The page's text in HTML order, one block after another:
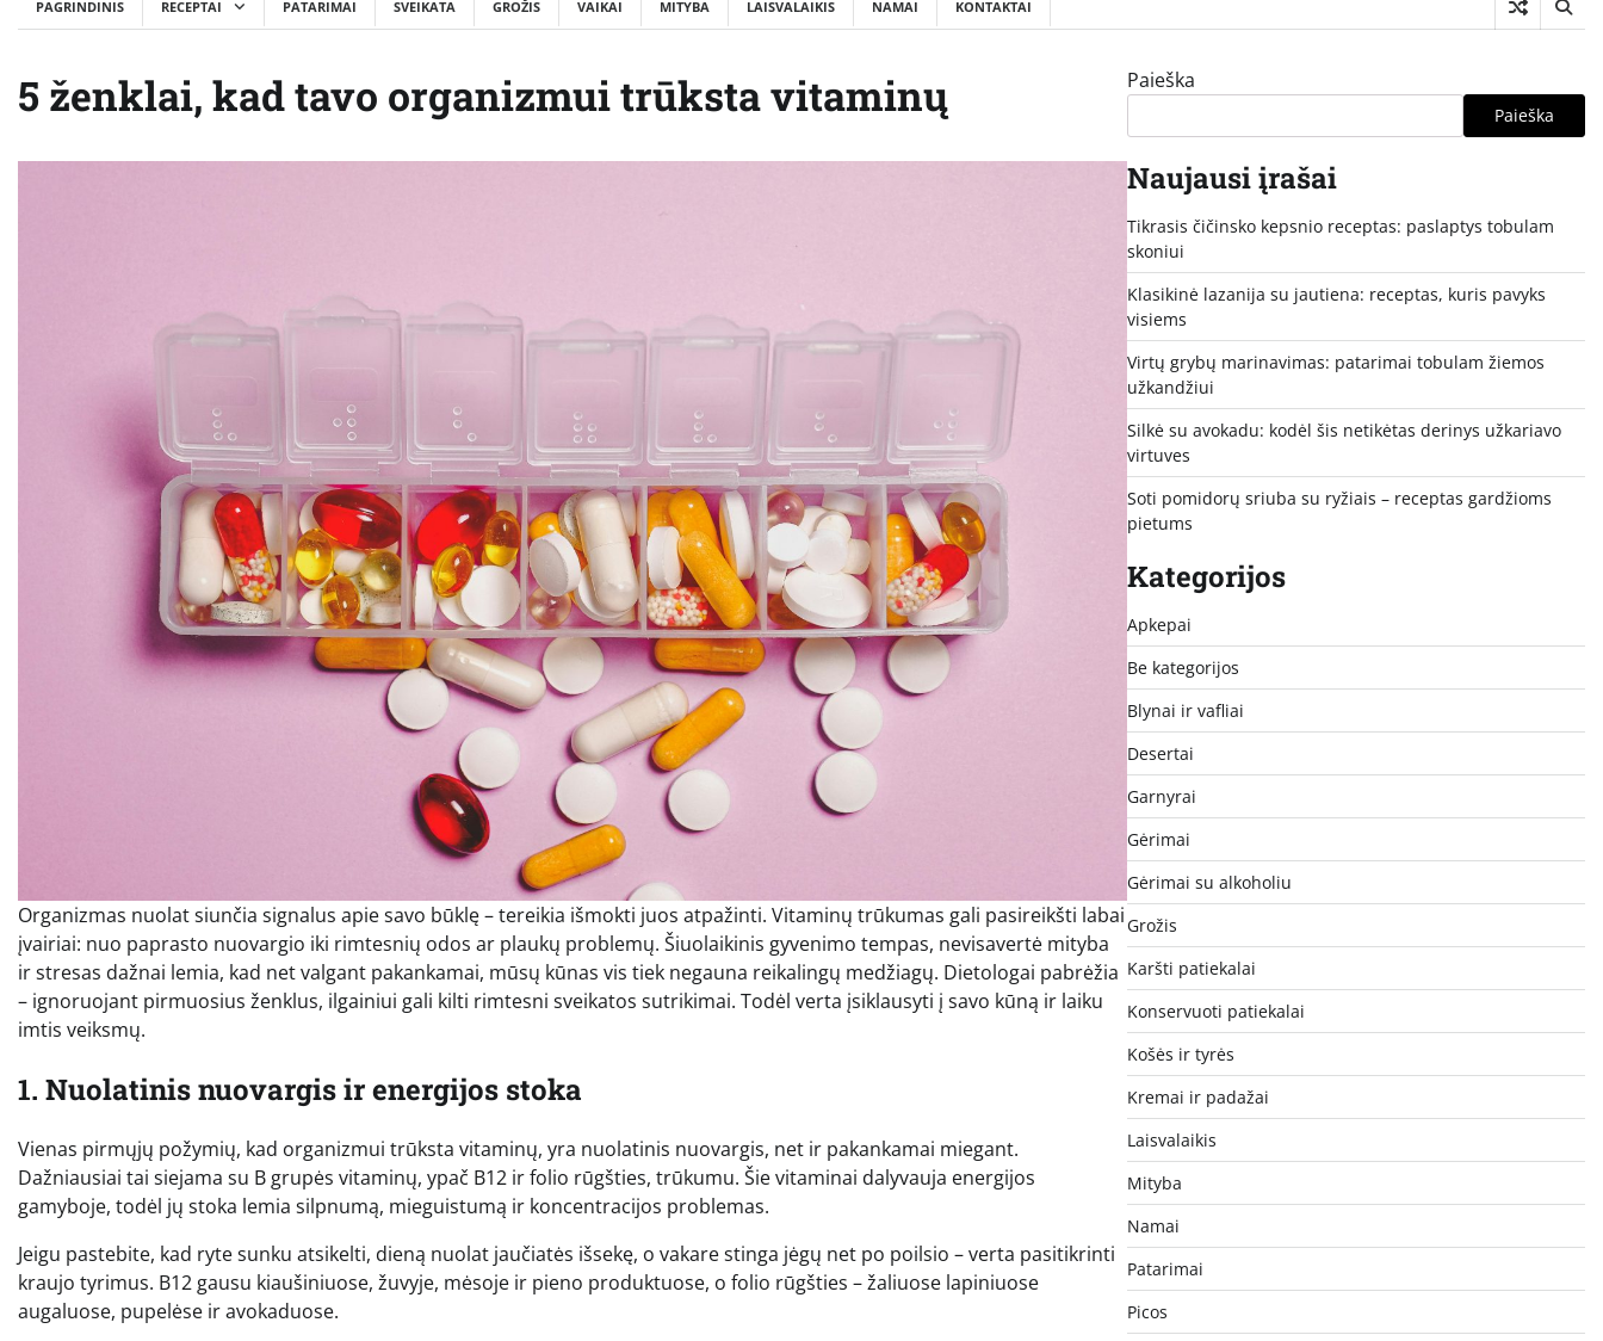
PAGRINDINIS RECEPTAI PATARIMAI SVEIKATA GROŽIS VAIKAI MITYBA LAISVALAIKIS NAMAI KONTAKTAI
5 ženklai, kad tavo organizmui trūksta vitaminų
Organizmas nuolat siunčia signalus apie savo būklę – tereikia išmokti juos atpažinti. Vitaminų trūkumas gali pasireikšti labai
įvairiai: nuo paprasto nuovargio iki rimtesnių odos ar plaukų problemų. Šiuolaikinis gyvenimo tempas, nevisavertė mityba
ir stresas dažnai lemia, kad net valgant pakankamai, mūsų kūnas vis tiek negauna reikalingų medžiagų. Dietologai pabrėžia
– ignoruojant pirmuosius ženklus, ilgainiui gali kilti rimtesni sveikatos sutrikimai. Todėl verta įsiklausyti į savo kūną ir laiku
imtis veiksmų.
1. Nuolatinis nuovargis ir energijos stoka
Vienas pirmųjų požymių, kad organizmui trūksta vitaminų, yra nuolatinis nuovargis, net ir pakankamai miegant.
Dažniausiai tai siejama su B grupės vitaminų, ypač B12 ir folio rūgšties, trūkumu. Šie vitaminai dalyvauja energijos
gamyboje, todėl jų stoka lemia silpnumą, mieguistumą ir koncentracijos problemas.
Jeigu pastebite, kad ryte sunku atsikelti, dieną nuolat jaučiatės išsekę, o vakare stinga jėgų net po poilsio – verta pasitikrinti
kraujo tyrimus. B12 gausu kiaušiniuose, žuvyje, mėsoje ir pieno produktuose, o folio rūgšties – žaliuose lapiniuose
augaluose, pupelėse ir avokaduose.
Paieška
Paieška
Naujausi įrašai
Tikrasis čičinsko kepsnio receptas: paslaptys tobulam
skoniui
Klasikinė lazanija su jautiena: receptas, kuris pavyks
visiems
Virtų grybų marinavimas: patarimai tobulam žiemos
užkandžiui
Silkė su avokadu: kodėl šis netikėtas derinys užkariavo
virtuves
Soti pomidorų sriuba su ryžiais – receptas gardžioms
pietums
Kategorijos
Apkepai
Be kategorijos
Blynai ir vafliai
Desertai
Garnyrai
Gėrimai
Gėrimai su alkoholiu
Grožis
Karšti patiekalai
Konservuoti patiekalai
Košės ir tyrės
Kremai ir padažai
Laisvalaikis
Mityba
Namai
Patarimai
Picos